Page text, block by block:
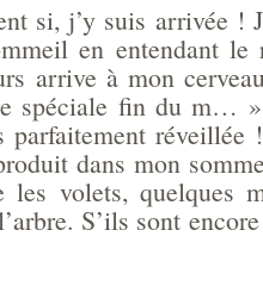
si, j’y suis arrivée !
en entendant
arrive à mon
spéciale fin du m…
réveillée
dans mon
volets, quelques
S’ils sont